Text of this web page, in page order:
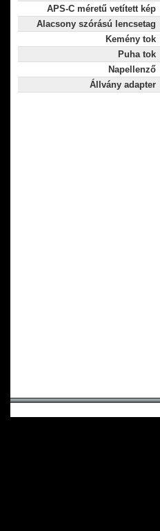
APS-C méretű vetített kép
Alacsony szórású lencsetag
Kemény tok
Puha tok
Napellenző
Állvány adapter